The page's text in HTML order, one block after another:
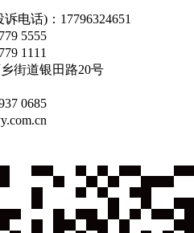
电话)：17796324651
5555
1111
街道银田路20号
0685